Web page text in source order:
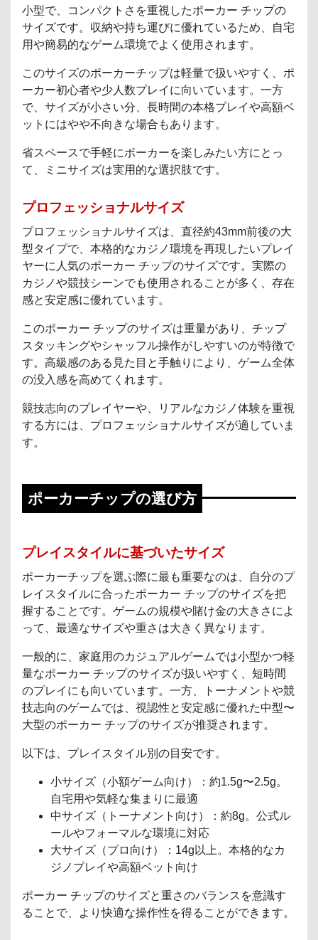
小型で、コンパクトさを重視したポーカー チップの
サイズです。収納や持ち運びに優れているため、自宅
用や簡易的なゲーム環境でよく使用されます。
このサイズのポーカーチップは軽量で扱いやすく、ポ
ーカー初心者や少人数プレイに向いています。一方
で、サイズが小さい分、長時間の本格プレイや高額ベ
ットにはやや不向きな場合もあります。
省スペースで手軽にポーカーを楽しみたい方にとっ
て、ミニサイズは実用的な選択肢です。
プロフェッショナルサイズ
プロフェッショナルサイズは、直径約43mm前後の大
型タイプで、本格的なカジノ環境を再現したいプレイ
ヤーに人気のポーカー チップのサイズです。実際の
カジノや競技シーンでも使用されることが多く、存在
感と安定感に優れています。
このポーカー チップのサイズは重量があり、チップ
スタッキングやシャッフル操作がしやすいのが特徴で
す。高級感のある見た目と手触りにより、ゲーム全体
の没入感を高めてくれます。
競技志向のプレイヤーや、リアルなカジノ体験を重視
する方には、プロフェッショナルサイズが適していま
す。
ポーカーチップの選び方
プレイスタイルに基づいたサイズ
ポーカーチップを選ぶ際に最も重要なのは、自分のプ
レイスタイルに合ったポーカー チップのサイズを把
握することです。ゲームの規模や賭け金の大きさによ
って、最適なサイズや重さは大きく異なります。
一般的に、家庭用のカジュアルゲームでは小型かつ軽
量なポーカー チップのサイズが扱いやすく、短時間
のプレイにも向いています。一方、トーナメントや競
技志向のゲームでは、視認性と安定感に優れた中型〜
大型のポーカー チップのサイズが推奨されます。
以下は、プレイスタイル別の目安です。
小サイズ（小額ゲーム向け）：約1.5g〜2.5g。
自宅用や気軽な集まりに最適
中サイズ（トーナメント向け）：約8g。公式ル
ールやフォーマルな環境に対応
大サイズ（プロ向け）：14g以上。本格的なカ
ジノプレイや高額ベット向け
ポーカー チップのサイズと重さのバランスを意識す
ることで、より快適な操作性を得ることができます。